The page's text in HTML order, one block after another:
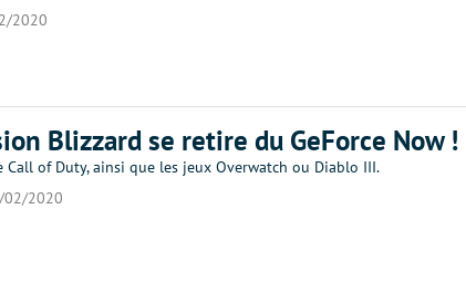
2020
Blizzard se retire du GeForce Now !
Call of Duty, ainsi que les jeux Overwatch ou Diablo III.
02/2020